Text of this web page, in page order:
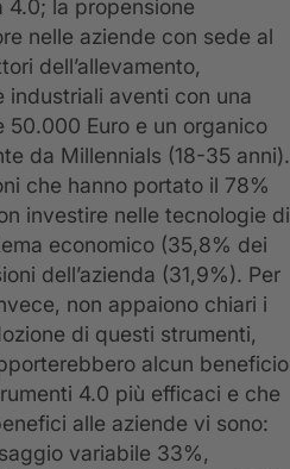
4.0; la propensione
nelle aziende con sede al
dell’allevamento,
industriali aventi con una
Euro e un organico
da Millennials (18-35 anni).
che hanno portato il 78%
investire nelle tecnologie di
economico (35,8% dei
dell’azienda (31,9%). Per
non appaiono chiari i
di questi strumenti,
alcun beneficio
4.0 più efficaci e che
alle aziende vi sono:
variabile 33%,